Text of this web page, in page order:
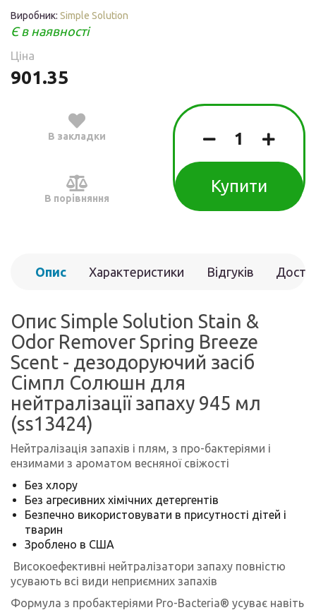
Виробник: Simple Solution
Є в наявності
Ціна
901.35
В закладки
В порівняння
Купити
Опис Характеристики Відгуків
Опис Simple Solution Stain &
Odor Remover Spring Breeze
Scent - дезодоруючий засіб
Сімпл Солюшн для
нейтралізації запаху 945 мл
(ss13424)
Нейтралізація запахів і плям, з про-бактеріями і
ензимами з ароматом весняної свіжості
Без хлору
Без агресивних хімічних детергентів
Безпечно використовувати в присутності дітей і
тварин
Зроблено в США
Високоефективні нейтралізатори запаху повністю
усувають всі види неприємних запахів
Формула з пробактеріями Pro-Bacteria® усуває навіть